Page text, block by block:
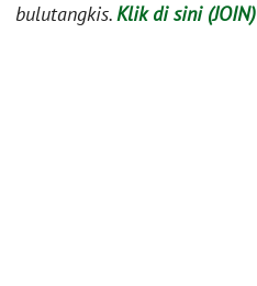
bulutangkis.Klik di sini (JOIN)